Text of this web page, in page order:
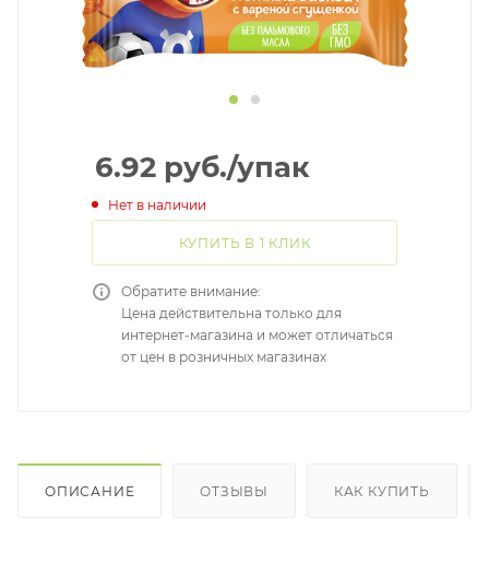
6.92 руб./упак
Нет в наличии
КУПИТЬ В 1 КЛИК
Обратите внимание:
Цена действительна только для
интернет-магазина и может отличаться
от цен в розничных магазинах
ОПИСАНИЕ ОТЗЫВЫ КАК КУПИТЬ